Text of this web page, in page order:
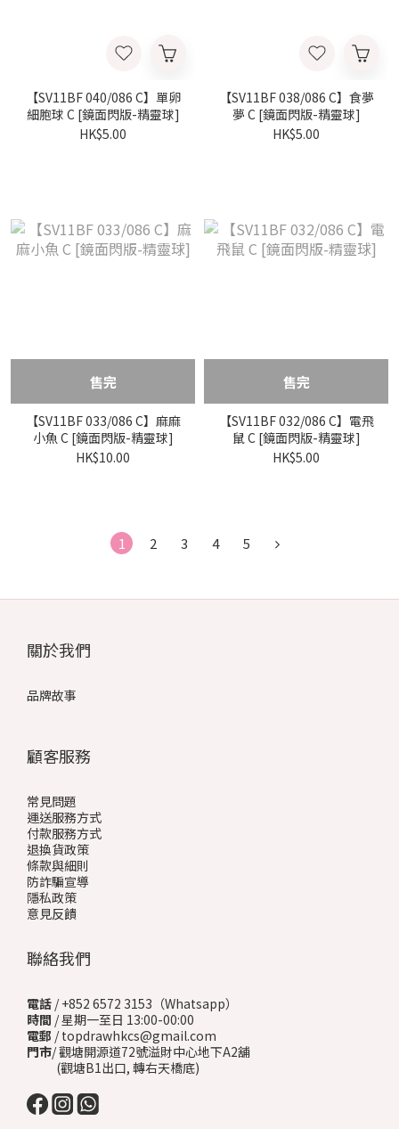
【SV11BF 040/086 C】單卵
細胞球 C [鏡面閃版-精靈球]
HK$5.00
【SV11BF 038/086 C】食夢
夢 C [鏡面閃版-精靈球]
HK$5.00
售完
【SV11BF 033/086 C】麻麻
小魚 C [鏡面閃版-精靈球]
HK$10.00
售完
【SV11BF 032/086 C】電飛
鼠 C [鏡面閃版-精靈球]
HK$5.00
1 2 3 4 5
關於我們
品牌故事
顧客服務
常見問題
運送服務方式
付款服務方式
退換貨政策
條款與細則
防詐騙宣導
隱私政策
意見反饋
聯絡我們
電話 / +852 6572 3153（Whatsapp）
時間 / 星期一至日 13:00-00:00
電郵 / topdrawhkcs@gmail.com
門市/ 觀塘開源道72號溢財中心地下A2舖
(觀塘B1出口, 轉右天橋底)